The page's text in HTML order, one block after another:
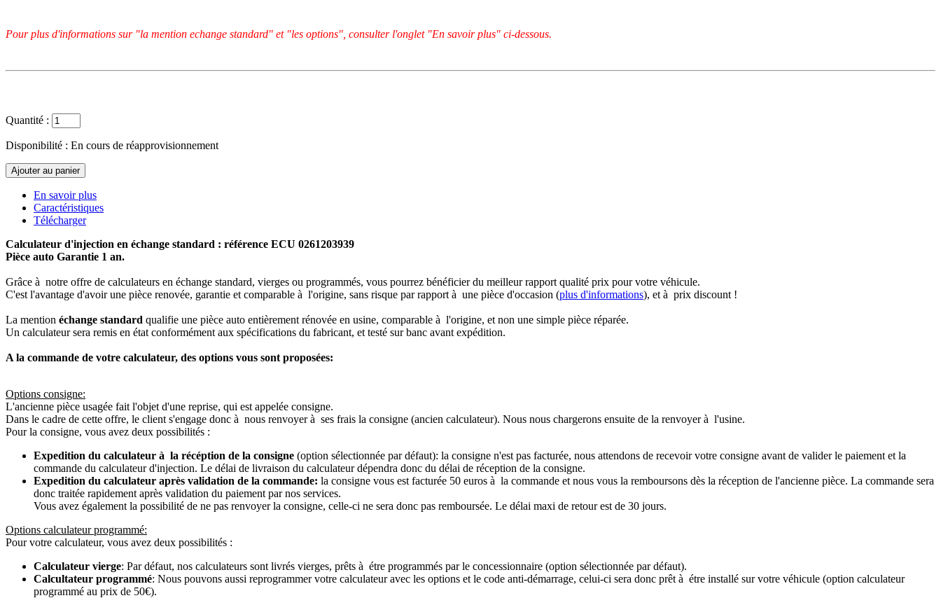
Pour plus d'informations sur "la mention echange standard" et "les options", consulter l'onglet "En savoir plus" ci-dessous.
Quantité :
Disponibilité : En cours de réapprovisionnement
En savoir plus
Caractéristiques
Télécharger
Calculateur d'injection en échange standard : référence ECU 0261203939
Pièce auto Garantie 1 an.
Grâce à notre offre de calculateurs en échange standard, vierges ou programmés, vous pourrez bénéficier du meilleur rapport qualité prix pour votre véhicule.
C'est l'avantage d'avoir une pièce renovée, garantie et comparable à l'origine, sans risque par rapport à une pièce d'occasion (plus d'informations), et à prix discount !
La mention échange standard qualifie une pièce auto entièrement rénovée en usine, comparable à l'origine, et non une simple pièce réparée.
Un calculateur sera remis en état conformément aux spécifications du fabricant, et testé sur banc avant expédition.
A la commande de votre calculateur, des options vous sont proposées:
Options consigne:
L'ancienne pièce usagée fait l'objet d'une reprise, qui est appelée consigne.
Dans le cadre de cette offre, le client s'engage donc à nous renvoyer à ses frais la consigne (ancien calculateur). Nous nous chargerons ensuite de la renvoyer à l'usine.
Pour la consigne, vous avez deux possibilités :
Expedition du calculateur à la récéption de la consigne (option sélectionnée par défaut): la consigne n'est pas facturée, nous attendons de recevoir votre consigne avant de valider le paiement et la
commande du calculateur d'injection. Le délai de livraison du calculateur dépendra donc du délai de réception de la consigne.
Expedition du calculateur après validation de la commande: la consigne vous est facturée 50 euros à la commande et nous vous la remboursons dès la réception de l'ancienne pièce. La commande sera
donc traitée rapidement après validation du paiement par nos services.
Vous avez également la possibilité de ne pas renvoyer la consigne, celle-ci ne sera donc pas remboursée. Le délai maxi de retour est de 30 jours.
Options calculateur programmé:
Pour votre calculateur, vous avez deux possibilités :
Calculateur vierge: Par défaut, nos calculateurs sont livrés vierges, prêts à étre programmés par le concessionnaire (option sélectionnée par défaut).
Calcultateur programmé: Nous pouvons aussi reprogrammer votre calculateur avec les options et le code anti-démarrage, celui-ci sera donc prêt à étre installé sur votre véhicule (option calculateur
programmé au prix de 50€).